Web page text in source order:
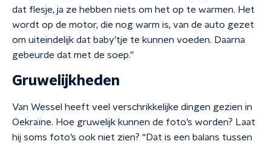
dat flesje, ja ze hebben niets om het op te warmen. Het
wordt op de motor, die nog warm is, van de auto gezet
om uiteindelijk dat baby’tje te kunnen voeden. Daarna
gebeurde dat met de soep.”
Gruwelijkheden
Van Wessel heeft veel verschrikkelijke dingen gezien in
Oekraïne. Hoe gruwelijk kunnen de foto’s worden? Laat
hij soms foto’s ook niet zien? “Dat is een balans tussen